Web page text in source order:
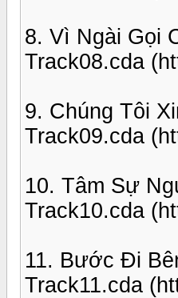
8. Vì Ngài Gọi
Track08.cda
9. Chúng Tôi
Track09.cda
10. Tâm Sự
Track10.cda
11. Bước Đi
Track11.cda